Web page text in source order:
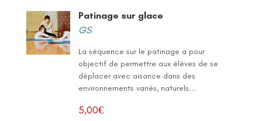
Patinage sur glace
GS
La séquence sur le patinage a pour
objectif de permettre aux élèves de se
déplacer avec aisance dans des
environnements variés, naturels...
5,00€